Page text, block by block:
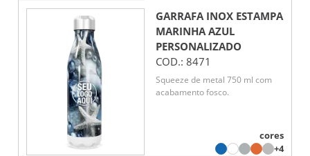
GARRAFA INOX ESTAMPA
MARINHA AZUL
PERSONALIZADO
COD.: 8471
Squeeze de metal 750 ml com
acabamento fosco.
cores
+4